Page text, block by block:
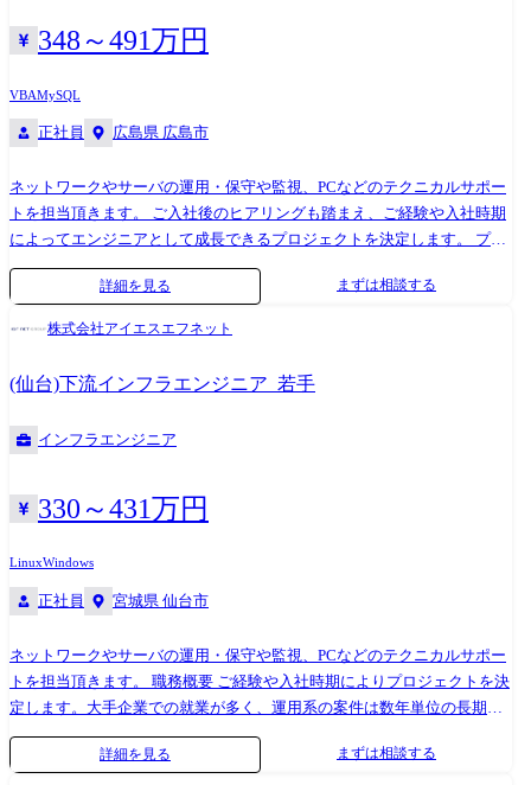
務
348～491万円
VBAMySQL
正社員 広島県 広島市
ネットワークやサーバの運用・保守や監視、PCなどのテクニカルサポー
トを担当頂きます。 ご入社後のヒアリングも踏まえ、ご経験や入社時期
によってエンジニアとして成長できるプロジェクトを決定します。 プロ
ジェクト先は大手企業での就業が多く、運用系の案件は数年単位の長期
に及ぶ事も多いです。 またデータセンターの移転に関するプロジェクト
や、ハード機器メーカーにおけるテクニカルサポートから設計構築まで
や設計など、上流工程へチャレンジしていただくなどキャリアアップが
可能な環境です。 プロジェクト例 ●SaaS型監視サービスやバックアップ
サービス等の維持運用業務 ●Windowsサーバの維持保守業務 ●某銀行 勘
定系システム 維持保守、JP1/AJSにおけるジョブ作成などの運用業務
務
詳細を見る まずは相談する
株式会社アイエスエフネット
(仙台)下流インフラエンジニア_若手
インフラエンジニア
330～431万円
LinuxWindows
正社員 宮城県 仙台市
ネットワークやサーバの運用・保守や監視、PCなどのテクニカルサポー
トを担当頂きます。 職務概要 ご経験や入社時期によりプロジェクトを決
定します。大手企業での就業が多く、運用系の案件は数年単位の長期に
及びます。データセンターの移転に関するプロジェクトや、ハード機器
メーカーからの依頼によるテクニカルサポートもあります。また、ご経
詳細を見る まずは相談する